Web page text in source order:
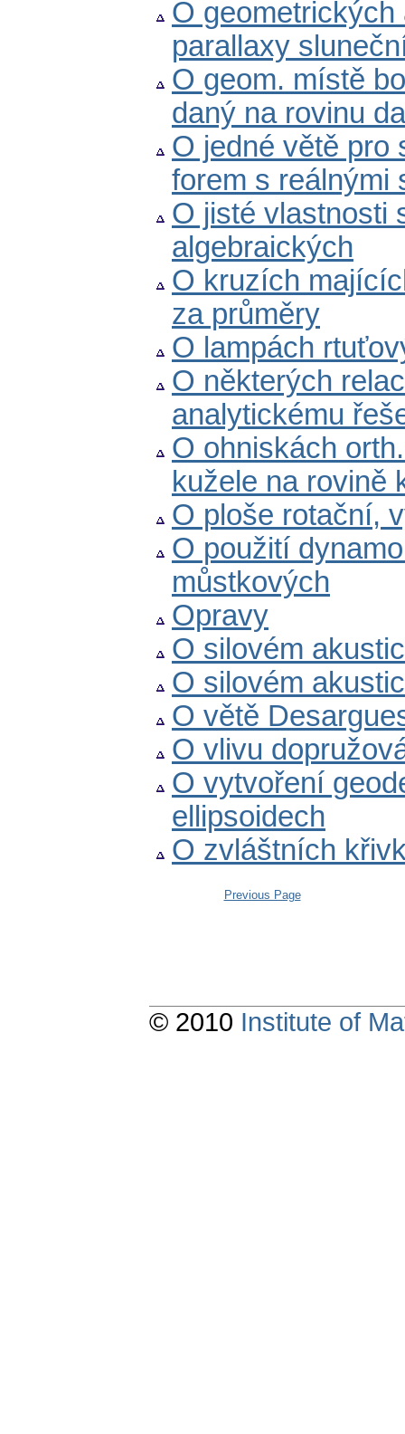
O
parallaxy
O geom. místě
daný na rovinu
O jedné větě pro
forem s reálnými
O jisté vlastnosti
algebraických
O kruzích
za průměry
O lampách
O některých
analytickému
O ohniskách
kužele na rovině
O ploše rotační,
O použití
můstkových
Opravy
O silovém
O silovém
O větě
O vlivu
O vytvoření
ellipsoidech
O zvláštních
Previous Page
© 2010 Institute of